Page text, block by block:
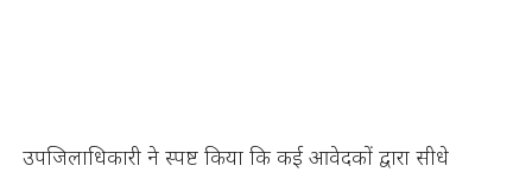
उपजिलाधिकारी ने स्पष्ट किया कि कई आवेदकों द्वारा सीधे